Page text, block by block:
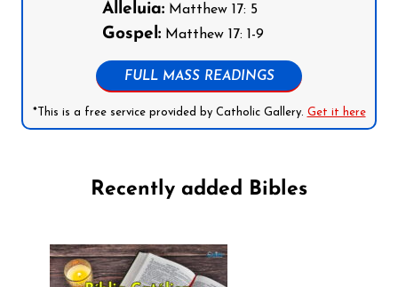
Alleluia:Matthew 17: 5
Gospel:Matthew 17: 1-9
FULL MASS READINGS
*This is a free service provided by Catholic Gallery. Get it here
Recently added Bibles